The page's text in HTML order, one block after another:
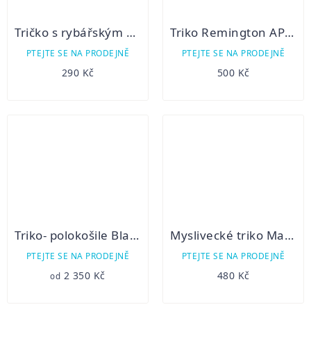
Tričko s rybářským motivem - KAPR OBECNÝ
PTEJTE SE NA PRODEJNĚ
290 Kč
Triko Remington APG Hunting Camo
PTEJTE SE NA PRODEJNĚ
500 Kč
Triko- polokošile Blaser 23 Competition
PTEJTE SE NA PRODEJNĚ
od 2 350 Kč
Myslivecké triko Margita - krátký rukáv - jelen
PTEJTE SE NA PRODEJNĚ
480 Kč